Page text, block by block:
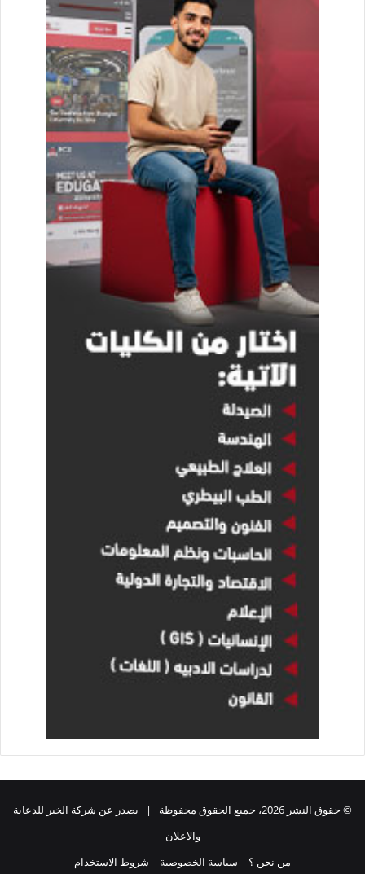
© حقوق النشر 2026، جميع الحقوق محفوظة | يصدر عن شركة الخبر للدعاية
والاعلان
من نحن ؟
سياسة الخصوصية شروط الاستخدام